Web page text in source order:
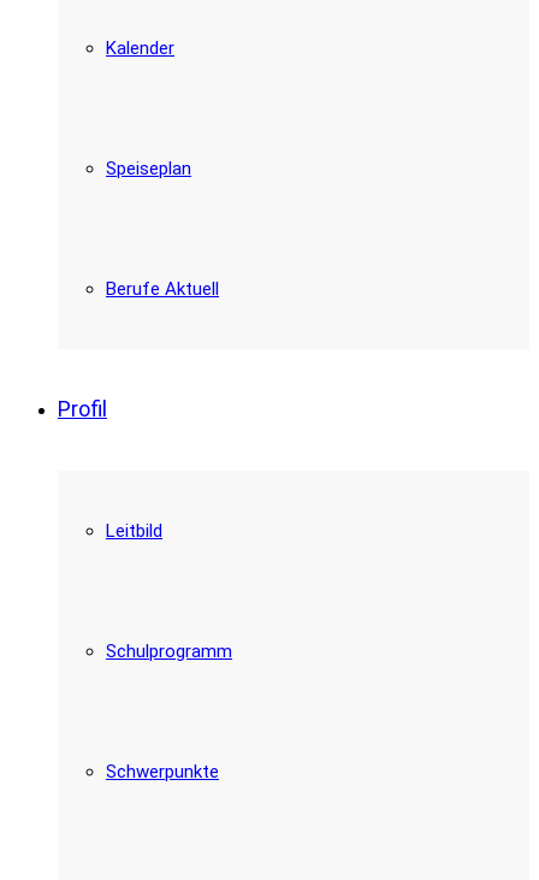
Kalender
Speiseplan
Berufe Aktuell
Profil
Leitbild
Schulprogramm
Schwerpunkte